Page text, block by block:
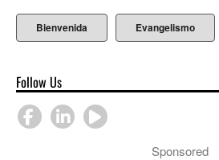
Bienvenida Evangelismo
Follow Us
Sponsored